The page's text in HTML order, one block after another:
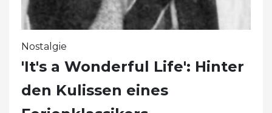
Nostalgie
'It's a Wonderful Life': Hinter
den Kulissen eines